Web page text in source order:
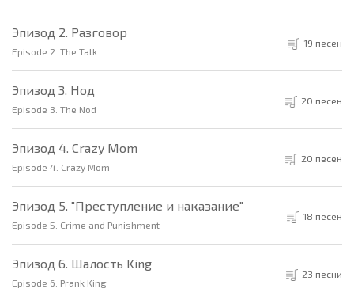
Эпизод 2. Разговор
Episode 2. The Talk
19 песен
Эпизод 3. Нод
Episode 3. The Nod
20 песен
Эпизод 4. Crazy Mom
Episode 4. Crazy Mom
20 песен
Эпизод 5. "Преступление и наказание"
Episode 5. Crime and Punishment
18 песен
Эпизод 6. Шалость King
Episode 6. Prank King
23 песни